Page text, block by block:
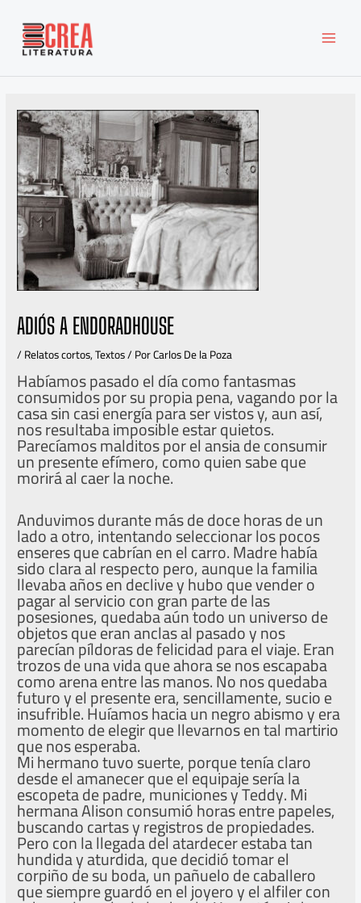
contenido
ADIÓS A ENDORADHOUSE
/Relatos cortos,Textos/ PorCarlos De la Poza
Habíamos pasado el día como fantasmas
consumidos por su propia pena, vagando por la
casa sin casi energía para ser vistos y, aun así,
nos resultaba imposible estar quietos.
Parecíamos malditos por el ansia de consumir
un presente efímero, como quien sabe que
morirá al caer la noche.
Anduvimos durante más de doce horas de un
lado a otro, intentando seleccionar los pocos
enseres que cabrían en el carro. Madre había
sido clara al respecto pero, aunque la familia
llevaba años en declive y hubo que vender o
pagar al servicio con gran parte de las
posesiones, quedaba aún todo un universo de
objetos que eran anclas al pasado y nos
parecían píldoras de felicidad para el viaje. Eran
trozos de una vida que ahora se nos escapaba
como arena entre las manos. No nos quedaba
futuro y el presente era, sencillamente, sucio e
insufrible. Huíamos hacia un negro abismo y era
momento de elegir que llevarnos en tal martirio
que nos esperaba.
Mi hermano tuvo suerte, porque tenía claro
desde el amanecer que el equipaje sería la
escopeta de padre, municiones y Teddy. Mi
hermana Alison consumió horas entre papeles,
buscando cartas y registros de propiedades.
Pero con la llegada del atardecer estaba tan
hundida y aturdida, que decidió tomar el
corpiño de su boda, un pañuelo de caballero
que siempre guardó en el joyero y el alfiler con